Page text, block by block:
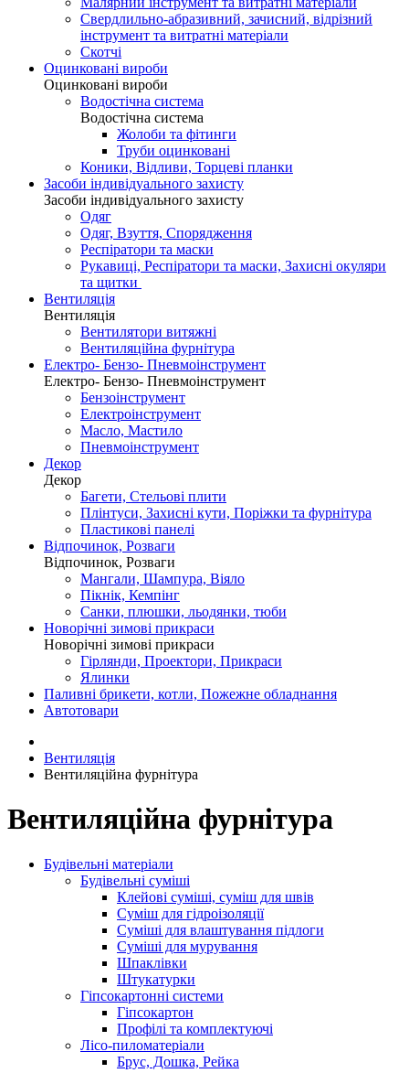
Свердлильно-абразивний, зачисний, відрізний
інструмент та витратні матеріали
Скотчі
Оцинковані вироби
Оцинковані вироби
Водостічна система
Водостічна система
Жолоби та фітинги
Труби оцинковані
Коники, Відливи, Торцеві планки
Засоби індивідуального захисту
Засоби індивідуального захисту
Одяг
Одяг, Взуття, Спорядження
Респіратори та маски
Рукавиці, Респіратори та маски, Захисні окуляри
та щитки
Вентиляція
Вентиляція
Вентилятори витяжні
Вентиляційна фурнітура
Електро- Бензо- Пневмоінструмент
Електро- Бензо- Пневмоінструмент
Бензоінструмент
Електроінструмент
Масло, Мастило
Пневмоінструмент
Декор
Декор
Багети, Стельові плити
Плінтуси, Захисні кути, Поріжки та фурнітура
Пластикові панелі
Відпочинок, Розваги
Відпочинок, Розваги
Мангали, Шампура, Віяло
Пікнік, Кемпінг
Санки, плюшки, льодянки, тюби
Новорічні зимові прикраси
Новорічні зимові прикраси
Гірлянди, Проектори, Прикраси
Ялинки
Паливні брикети, котли, Пожежне обладнання
Автотовари
Вентиляція
Вентиляційна фурнітура
Вентиляційна фурнітура
Будівельні матеріали
Будівельні суміші
Клейові суміші, суміш для швів
Суміш для гідроізоляції
Суміші для влаштування підлоги
Суміші для мурування
Шпаклівки
Штукатурки
Гіпсокартонні системи
Гіпсокартон
Профілі та комплектуючі
Лісо-пиломатеріали
Брус, Дошка, Рейка